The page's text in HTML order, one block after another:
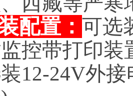
配置： 可选
控带打印
12-24V外